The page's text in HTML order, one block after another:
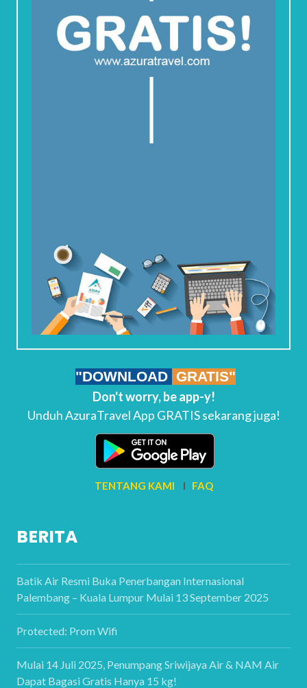
"DOWNLOAD GRATIS"
Don't worry, be app-y!
Unduh AzuraTravel App GRATIS sekarang juga!
TENTANG KAMI I FAQ
BERITA
Batik Air Resmi Buka Penerbangan Internasional
Palembang – Kuala Lumpur Mulai 13 September 2025
Protected: Prom Wifi
Mulai 14 Juli 2025, Penumpang Sriwijaya Air & NAM Air
Dapat Bagasi Gratis Hanya 15 kg!